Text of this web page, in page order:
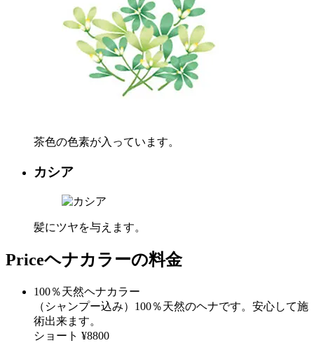
茶色の色素が入っています。
カシア
髪にツヤを与えます。
Priceヘナカラーの料金
100％天然ヘナカラー
（シャンプー込み） 100％天然のヘナです。安心して施
術出来ます。
ショート ¥8800